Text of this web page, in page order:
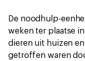
De noodhulp-
weken ter plaatse
dieren uit huizen
getroffen waren